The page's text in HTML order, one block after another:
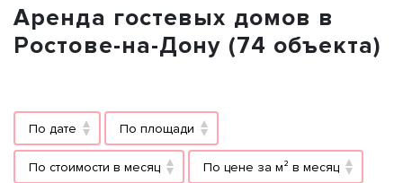
Аренда гостевых домов в
Ростове-на-Дону (74 объекта)
По дате По площади
По стоимости в месяц По цене за м² в месяц